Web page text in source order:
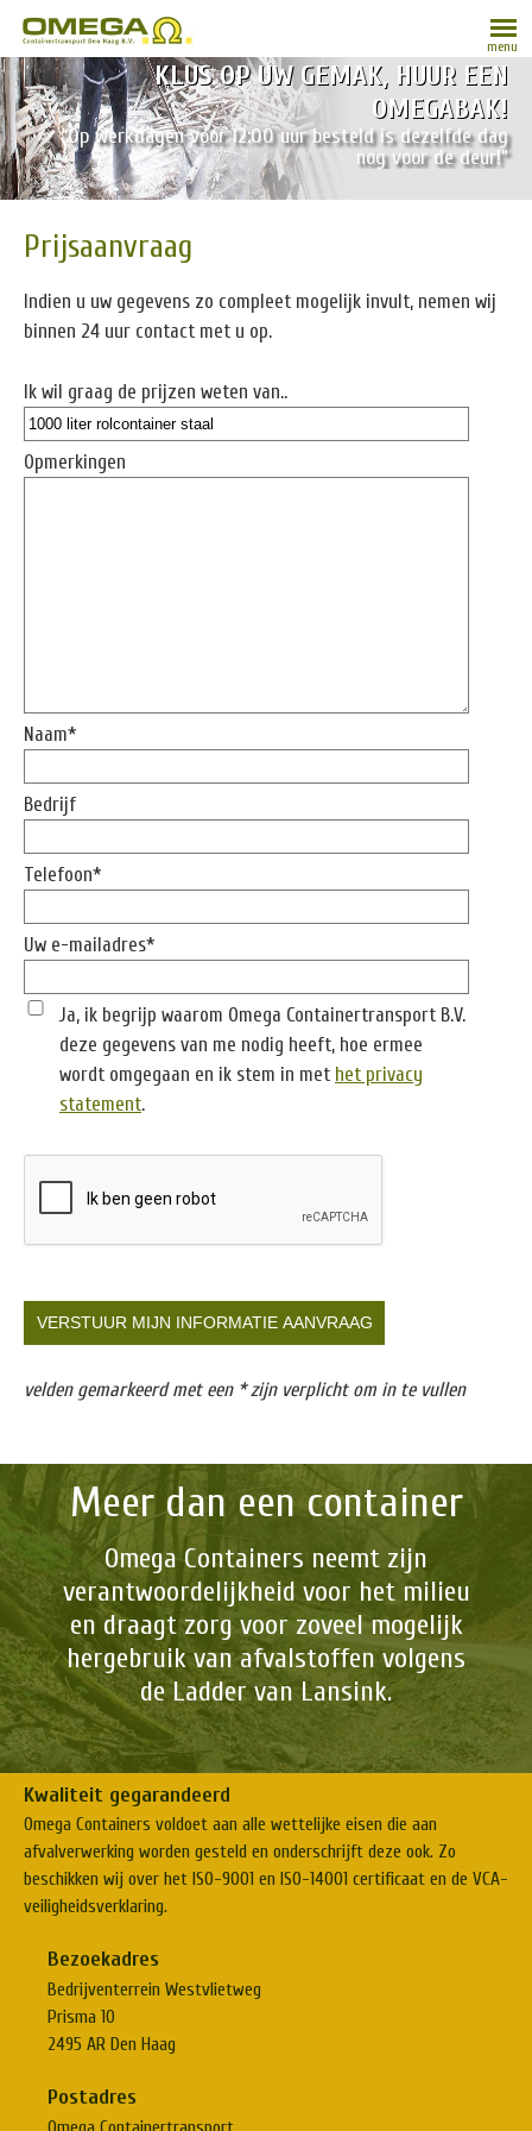
menu
KLUS OP UW GEMAK, HUUR EEN
OMEGABAK!
“Op werkdagen vóór 12:00 uur besteld is dezelfde dag
nog voor de deur!”
Prijsaanvraag
Indien u uw gegevens zo compleet mogelijk invult, nemen wij
binnen 24 uur contact met u op.
Ik wil graag de prijzen weten van..
Opmerkingen
Naam*
Bedrijf
Telefoon*
Uw e-mailadres*
Ja, ik begrijp waarom Omega Containertransport B.V.
deze gegevens van me nodig heeft, hoe ermee
wordt omgegaan en ik stem in met het privacy
statement.
velden gemarkeerd met een * zijn verplicht om in te vullen
Meer dan een container
Omega Containers neemt zijn
verantwoordelijkheid voor het milieu
en draagt zorg voor zoveel mogelijk
hergebruik van afvalstoffen volgens
de Ladder van Lansink.
Kwaliteit gegarandeerd
Omega Containers voldoet aan alle wettelijke eisen die aan
afvalverwerking worden gesteld en onderschrijft deze ook. Zo
beschikken wij over het ISO-9001 en ISO-14001 certificaat en de VCA-
veiligheidsverklaring.
Bezoekadres
Bedrijventerrein Westvlietweg
Prisma 10
2495 AR Den Haag
Postadres